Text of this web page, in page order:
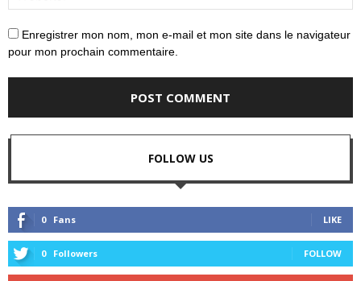
Enregistrer mon nom, mon e-mail et mon site dans le navigateur
pour mon prochain commentaire.
FOLLOW US
0 Fans LIKE
0 Followers FOLLOW